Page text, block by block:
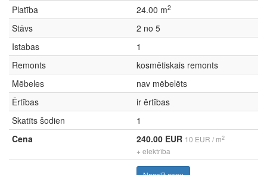
Platība
24.00 m2
Stāvs
2 no 5
Istabas
1
Remonts
kosmētiskais remonts
Mēbeles
nav mēbelēts
Ērtības
ir ērtības
Skatīts šodien
1
Cena
240.00 EUR 10 EUR / m2
+ elektrība